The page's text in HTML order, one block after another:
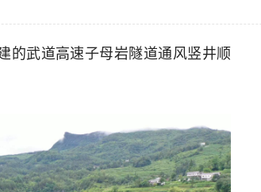
的武道高速子母岩隧道通风竖井顺